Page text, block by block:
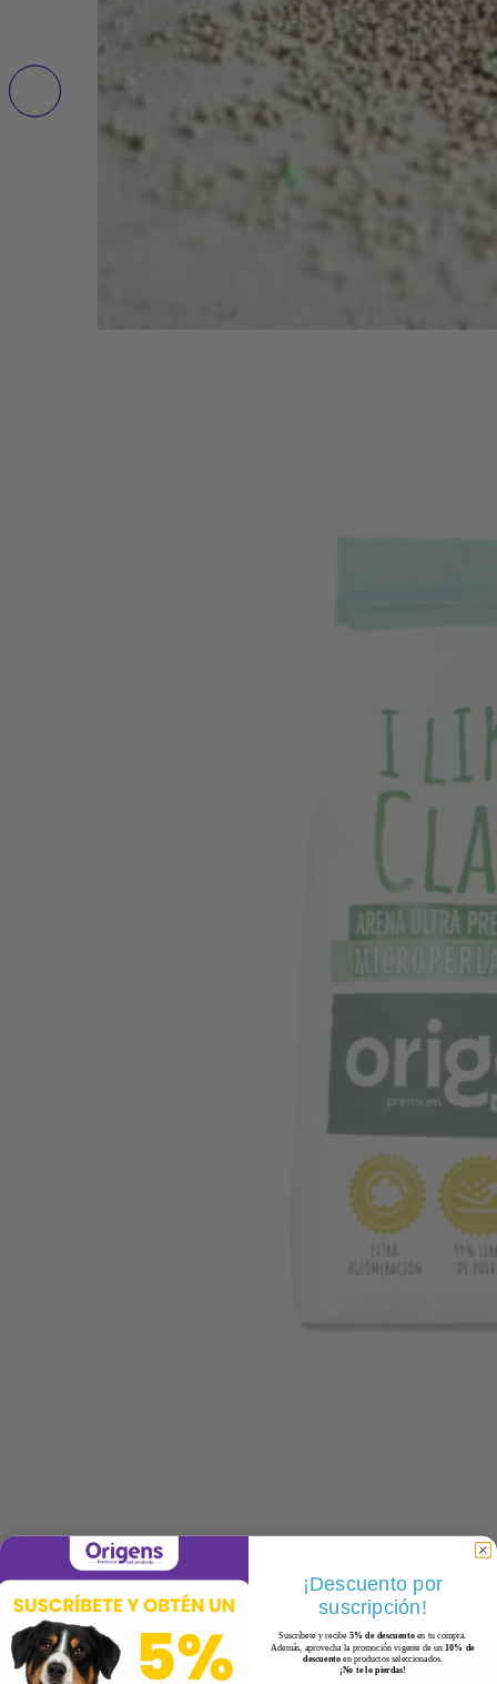
¡Descuento por
suscripción!
Suscríbete y recibe5% de descuentoen tu compra.
Además, aprovecha la promoción vigente de un10% de
descuentoen productos seleccionados.
¡No te lo pierdas!